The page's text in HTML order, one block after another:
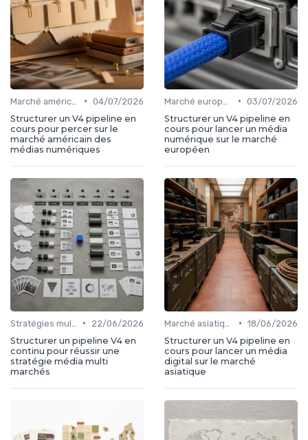
• 04/07/2026
Structurer un V4 pipeline en
cours pour percer sur le
marché américain des
médias numériques
• 03/07/2026
Structurer un V4 pipeline en
cours pour lancer un média
numérique sur le marché
européen
•
22/06/2026
Structurer un pipeline V4 en
continu pour réussir une
stratégie média multi
marchés
• 18/06/2026
Structurer un V4 pipeline en
cours pour lancer un média
digital sur le marché
asiatique